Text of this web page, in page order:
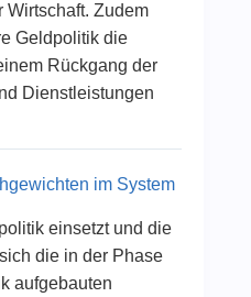
Wirtschaft. Zudem
Geldpolitik die
Rückgang der
Dienstleistungen
im System
einsetzt und die
die in der Phase
aufgebauten